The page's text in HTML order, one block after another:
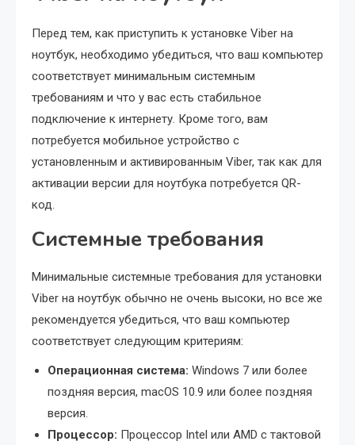
Перед тем, как приступить к установке Viber на
ноутбук, необходимо убедиться, что ваш компьютер
соответствует минимальным системным
требованиям и что у вас есть стабильное
подключение к интернету. Кроме того, вам
потребуется мобильное устройство с
установленным и активированным Viber, так как для
активации версии для ноутбука потребуется QR-
код.
Системные требования
Минимальные системные требования для установки
Viber на ноутбук обычно не очень высоки, но все же
рекомендуется убедиться, что ваш компьютер
соответствует следующим критериям:
Операционная система: Windows 7 или более
поздняя версия, macOS 10.9 или более поздняя
версия.
Процессор: Процессор Intel или AMD с тактовой